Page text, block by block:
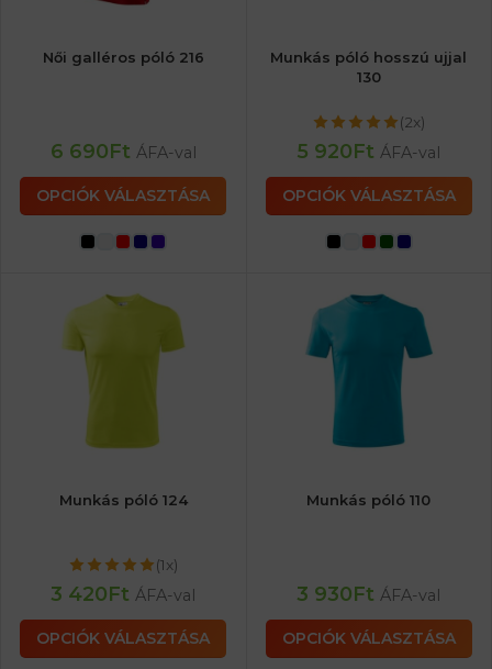
Női galléros póló 216
6 690Ft ÁFA-val
OPCIÓK VÁLASZTÁSA
Munkás póló hosszú ujjal
130
(2x)
5 920Ft ÁFA-val
OPCIÓK VÁLASZTÁSA
Munkás póló 124
(1x)
3 420Ft ÁFA-val
OPCIÓK VÁLASZTÁSA
Munkás póló 110
3 930Ft ÁFA-val
OPCIÓK VÁLASZTÁSA